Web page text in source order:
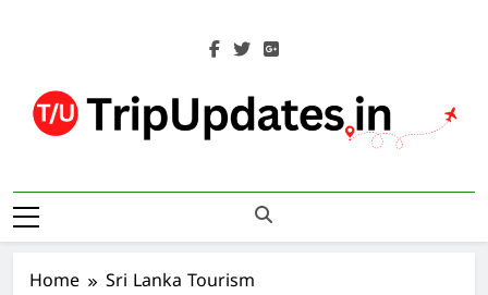
Trip Updates
Home Sri Lanka Tourism